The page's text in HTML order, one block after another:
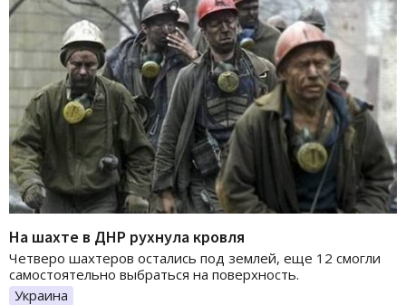
На шахте в ДНР рухнула кровля
Четверо шахтеров остались под землей, еще 12 смогли
самостоятельно выбраться на поверхность.
Украина